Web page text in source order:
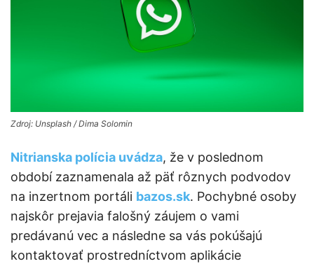
Zdroj: Unsplash / Dima Solomin
Nitrianska polícia uvádza, že v poslednom
období zaznamenala až päť rôznych podvodov
na inzertnom portáli bazos.sk. Pochybné osoby
najskôr prejavia falošný záujem o vami
predávanú vec a následne sa vás pokúšajú
kontaktovať prostredníctvom aplikácie